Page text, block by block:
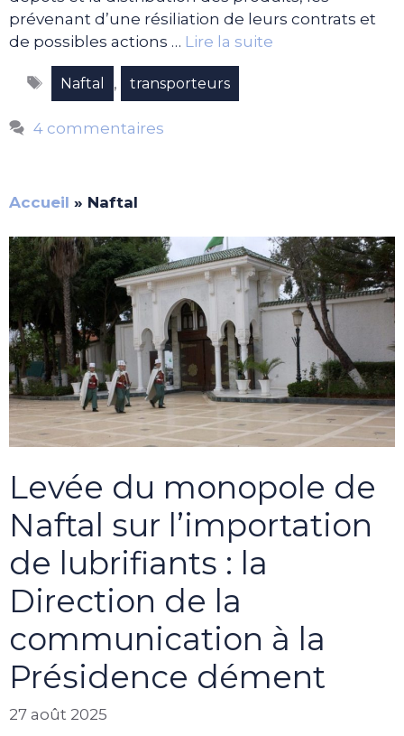
prévenant d’une résiliation de leurs contrats et
de possibles actions … Lire la suite
Étiquettes
Naftal , transporteurs
4 commentaires
Accueil » Naftal
Levée du monopole de
Naftal sur l’importation
de lubrifiants : la
Direction de la
communication à la
Présidence dément
27 août 2025